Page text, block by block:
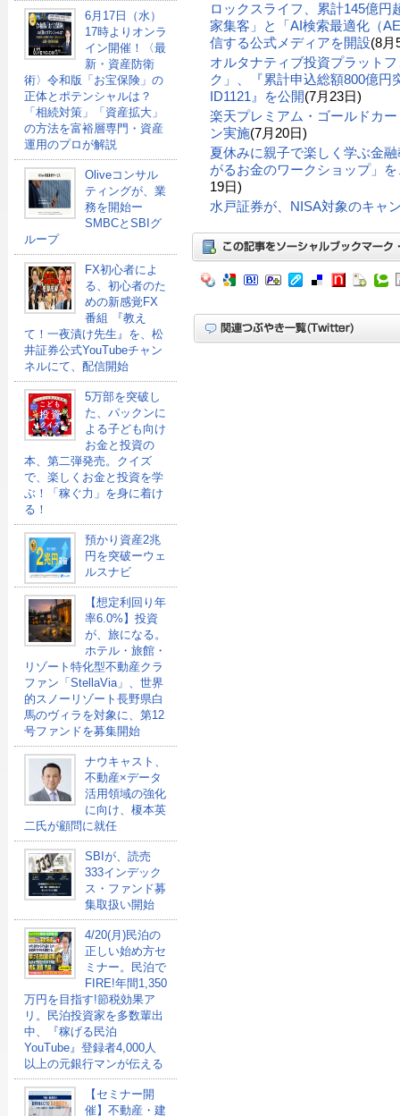
6月17日（水）
17時よりオンラ
イン開催！〈最
新・資産防衛
術〉令和版「お宝保険」の
正体とポテンシャルは？
「相続対策」「資産拡大」
の方法を富裕層専門・資産
運用のプロが解説
Oliveコンサル
ティングが、業
務を開始ー
SMBCとSBIグ
ループ
FX初心者によ
る、初心者のた
めの新感覚FX
番組 『教え
て！一夜漬け先生』を、松
井証券公式YouTubeチャン
ネルにて、配信開始
5万部を突破し
た、パックンに
よる子ども向け
お金と投資の
本、第二弾発売。クイズ
で、楽しくお金と投資を学
ぶ！「稼ぐ力」を身に着け
る！
預かり資産2兆
円を突破ーウェ
ルスナビ
【想定利回り年
率6.0%】投資
が、旅になる。
ホテル・旅館・
リゾート特化型不動産クラ
ファン「StellaVia」、世界
的スノーリゾート長野県白
馬のヴィラを対象に、第12
号ファンドを募集開始
ナウキャスト、
不動産×データ
活用領域の強化
に向け、榎本英
二氏が顧問に就任
SBIが、読売
333インデック
ス・ファンド募
集取扱い開始
4/20(月)民泊の
正しい始め方セ
ミナー。民泊で
FIRE!年間1,350
万円を目指す!節税効果ア
リ。民泊投資家を多数輩出
中、『稼げる民泊
YouTube』登録者4,000人
以上の元銀行マンが伝える
【セミナー開
催】不動産・建
ロックスライフ、累計145億円
家集客」と「AI検索最適化（
信する公式メディアを開設(8月
オルタナティブ投資プラット
ク」、『累計申込総額800億円
ID1121』を公開(7月23日)
楽天プレミアム・ゴールドカ
ン実施(7月20日)
夏休みに親子で楽しく学ぶ金
がるお金のワークショップ」
19日)
水戸証券が、NISA対象のキャ